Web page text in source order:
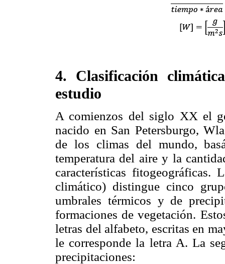
4. Clasificación
estudio
A comienzos del siglo XX el
nacido en San Petersburgo,
de los climas del mundo,
temperatura del aire y la
características
climático) distingue cinco
umbrales térmicos y de
formaciones de vegetación.
letras del alfabeto, escritas en
le corresponde la letra A. La
precipitaciones: